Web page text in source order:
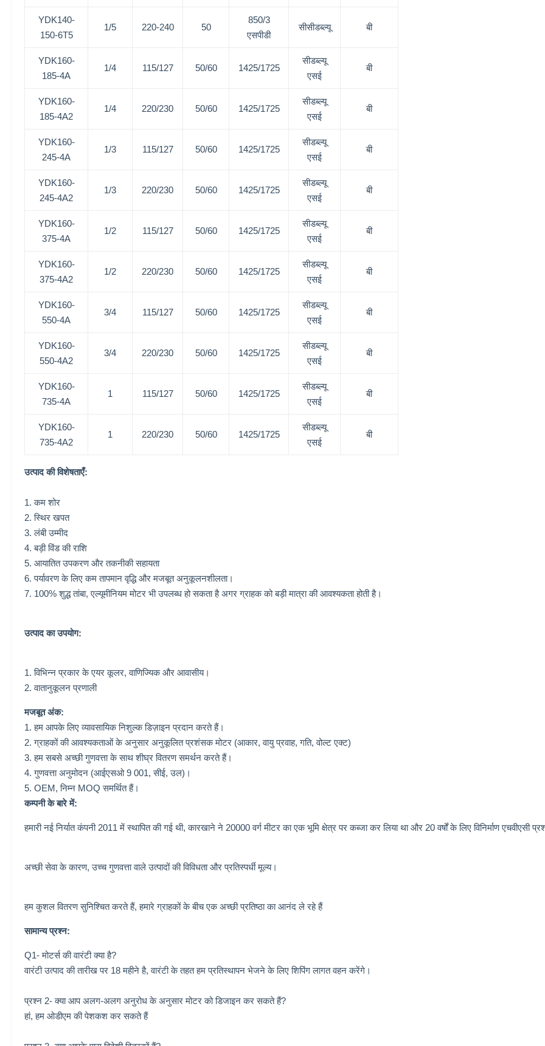
YDK140-
150-6T5
1/5 220-240 50
850/3
एसपीडी
सीसीडब्ल्यू बी
YDK160-
185-4A
1/4 115/127 50/60 1425/1725
सीडब्ल्यू
एसई
बी
YDK160-
185-4A2
1/4 220/230 50/60 1425/1725
सीडब्ल्यू
एसई
बी
YDK160-
245-4A
1/3 115/127 50/60 1425/1725
सीडब्ल्यू
एसई
बी
YDK160-
245-4A2
1/3 220/230 50/60 1425/1725
सीडब्ल्यू
एसई
बी
YDK160-
375-4A
1/2 115/127 50/60 1425/1725
सीडब्ल्यू
एसई
बी
YDK160-
375-4A2
1/2 220/230 50/60 1425/1725
सीडब्ल्यू
एसई
बी
YDK160-
550-4A
3/4 115/127 50/60 1425/1725
सीडब्ल्यू
एसई
बी
YDK160-
550-4A2
3/4 220/230 50/60 1425/1725
सीडब्ल्यू
एसई
बी
YDK160-
735-4A
1 115/127 50/60 1425/1725
सीडब्ल्यू
एसई
बी
YDK160-
735-4A2
1 220/230 50/60 1425/1725
सीडब्ल्यू
एसई
बी
उत्पाद की विशेषताएँ:
1. कम शोर
2. स्थिर खपत
3. लंबी उम्मीद
4. बड़ी विंड की राशि
5. आयातित उपकरण और तकनीकी सहायता
6. पर्यावरण के लिए कम तापमान वृद्धि और मजबूत अनुकूलनशीलता।
7. 100% शुद्ध तांबा, एल्यूमीनियम मोटर भी उपलब्ध हो सकता है अगर ग्राहक को बड़ी मात्रा की आवश्यकता होती है।
उत्पाद का उपयोग:
1. विभिन्न प्रकार के एयर कूलर, वाणिज्यिक और आवासीय।
2. वातानुकूलन प्रणाली
मजबूत अंक:
1. हम आपके लिए व्यावसायिक निशुल्क डिज़ाइन प्रदान करते हैं।
2. ग्राहकों की आवश्यकताओं के अनुसार अनुकूलित प्रशंसक मोटर (आकार, वायु प्रवाह, गति, वोल्ट एक्ट)
3. हम सबसे अच्छी गुणवत्ता के साथ शीघ्र वितरण समर्थन करते हैं।
4. गुणवत्ता अनुमोदन (आईएसओ 9 001, सीई, उल)।
5. OEM, निम्न MOQ समर्थित हैं।
कम्पनी के बारे में:
हमारी नई निर्यात कंपनी 2011 में स्थापित की गई थी, कारखाने ने 20000 वर्ग मीटर का एक भूमि क्षेत्र पर कब्जा कर लिया था और 20 वर्षों के लिए विनिर्माण एचवीएसी
अच्छी सेवा के कारण, उच्च गुणवत्ता वाले उत्पादों की विविधता और प्रतिस्पर्धी मूल्य।
हम कुशल वितरण सुनिश्चित करते हैं, हमारे ग्राहकों के बीच एक अच्छी प्रतिष्ठा का आनंद ले रहे हैं
सामान्य प्रश्न:
Q1- मोटर्स की वारंटी क्या है?
वारंटी उत्पाद की तारीख पर 18 महीने है, वारंटी के तहत हम प्रतिस्थापन भेजने के लिए शिपिंग लागत वहन करेंगे।
प्रश्न 2- क्या आप अलग-अलग अनुरोध के अनुसार मोटर को डिजाइन कर सकते हैं?
हां, हम ओडीएम की पेशकश कर सकते हैं